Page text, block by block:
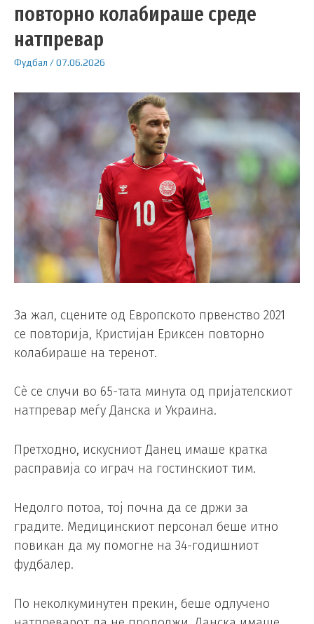
повторно колабираше среде
натпревар
Фудбал /07.06.2026
За жал, сцените од Европското првенство 2021
се повторија, Кристијан Ериксен повторно
колабираше на теренот.
Сè се случи во 65-тата минута од пријателскиот
натпревар меѓу Данска и Украина.
Претходно, искусниот Данец имаше кратка
расправија со играч на гостинскиот тим.
Недолго потоа, тој почна да се држи за
градите. Медицинскиот персонал беше итно
повикан да му помогне на 34-годишниот
фудбалер.
По неколкуминутен прекин, беше одлучено